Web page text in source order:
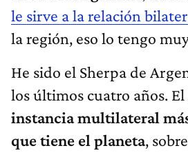
le sirve a la relación
la región, eso lo tengo
He sido el Sherpa de
los últimos cuatro años. El
instancia multilateral
que tiene el planeta,